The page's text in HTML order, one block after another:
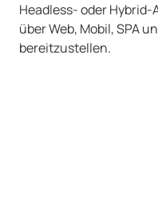
Headless- oder
über Web, Mobil, SPA
bereitzustellen.